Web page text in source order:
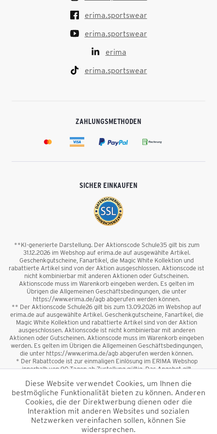
erima.sportswear
erima.sportswear
erima
erima.sportswear
ZAHLUNGSMETHODEN
SICHER EINKAUFEN
**KI-generierte Darstellung. Der Aktionscode Schule35 gilt bis zum
31.12.2026 im Webshop auf erima.de auf ausgewählte Artikel.
Geschenkgutscheine, Fanartikel, die Magic White Kollektion und
rabattierte Artikel sind von der Aktion ausgeschlossen. Aktionscode ist
nicht kombinierbar mit anderen Aktionen oder Gutscheinen.
Aktionscode muss im Warenkorb eingeben werden. Es gelten im
Übrigen die Allgemeinen Geschäftsbedingungen, die unter
https://www.erima.de/agb abgerufen werden können.
** Der Aktionscode Schule26 gilt bis zum 13.09.2026 im Webshop auf
erima.de auf ausgewählte Artikel. Geschenkgutscheine, Fanartikel, die
Magic White Kollektion und rabattierte Artikel sind von der Aktion
ausgeschlossen. Aktionscode ist nicht kombinierbar mit anderen
Aktionen oder Gutscheinen. Aktionscode muss im Warenkorb eingeben
werden. Es gelten im Übrigen die Allgemeinen Geschäftsbedingungen,
die unter https://www.erima.de/agb abgerufen werden können.
* Der Rabattcode ist zur einmaligen Einlösung im ERIMA Webshop
innerhalb von 90 Tagen ab Zustellung gültig. Das Angebot gilt
sowie Geschenkgutscheine sind vom Rabatt ausgeschlossen. Der
Rabattcode ist nicht mit anderen Aktionen oder Gutscheinen
kombinierbar. Der Mindestbestellwert beträgt 50 €
*Alle Preise verstehen sich inkl. Mehrwertsteuer und zzgl.
und ggf. Nachnahmegebühren, wenn nicht anders
Diese Website verwendet Cookies, um Ihnen die
bestmögliche Funktionalität bieten zu können. Anderen
Cookies, die der Direktwerbung dienen oder die
Interaktion mit anderen Websites und sozialen
Netzwerken vereinfachen sollen, können Sie
widersprechen.